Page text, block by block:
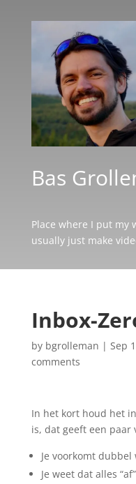
Bas
Place where I put my
usually just make
Inbox-
by bgrolleman | Sep
comments
In het kort houd het
is, dat geeft een paar
Je voorkomt dubbel
Je weet dat alles